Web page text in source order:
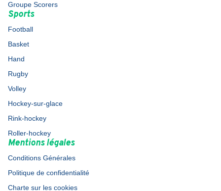
Groupe Scorers
Sports
Football
Basket
Hand
Rugby
Volley
Hockey-sur-glace
Rink-hockey
Roller-hockey
Mentions légales
Conditions Générales
Politique de confidentialité
Charte sur les cookies